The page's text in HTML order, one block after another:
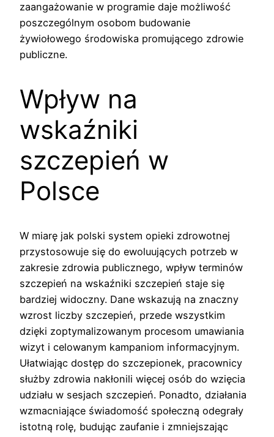
zaangażowanie w programie daje możliwość
poszczególnym osobom budowanie
żywiołowego środowiska promującego zdrowie
publiczne.
Wpływ na
wskaźniki
szczepień w
Polsce
W miarę jak polski system opieki zdrowotnej
przystosowuje się do ewoluujących potrzeb w
zakresie zdrowia publicznego, wpływ terminów
szczepień na wskaźniki szczepień staje się
bardziej widoczny. Dane wskazują na znaczny
wzrost liczby szczepień, przede wszystkim
dzięki zoptymalizowanym procesom umawiania
wizyt i celowanym kampaniom informacyjnym.
Ułatwiając dostęp do szczepionek, pracownicy
służby zdrowia nakłonili więcej osób do wzięcia
udziału w sesjach szczepień. Ponadto, działania
wzmacniające świadomość społeczną odegrały
istotną rolę, budując zaufanie i zmniejszając